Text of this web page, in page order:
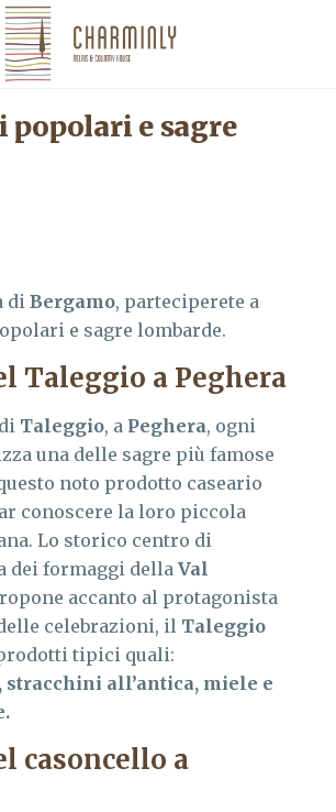
e sagre
di Bergamo, parteciperete a
e sagre lombarde.
Taleggio a Peghera
Taleggio, a Peghera, ogni
una delle sagre più famose
noto prodotto caseario
conoscere la loro piccola
Lo storico centro di
dei formaggi della Val
accanto al protagonista
celebrazioni, il Taleggio
tipici quali:
stracchini all’antica, miele e
casoncello a